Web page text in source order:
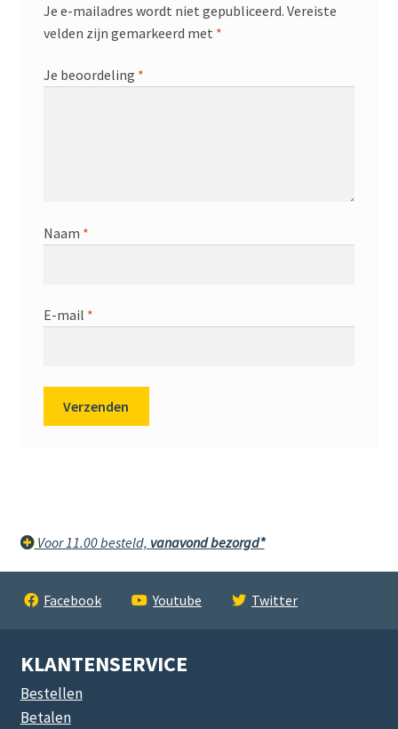
Je e-mailadres wordt niet gepubliceerd. Vereiste
velden zijn gemarkeerd met *
Je beoordeling *
Naam *
E-mail *
Voor 11.00 besteld, vanavond bezorgd*
Facebook Youtube Twitter
KLANTENSERVICE
Bestellen
Betalen